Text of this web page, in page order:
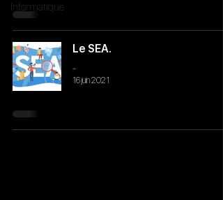
Informatique
Le SEA.
-
16 juin 2021